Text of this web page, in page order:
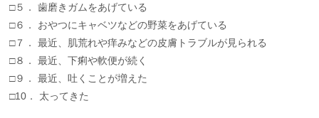
□５． 歯磨きガムをあげている
□６． おやつにキャベツなどの野菜をあげている
□７． 最近、肌荒れや痒みなどの皮膚トラブルが見られる
□８． 最近、下痢や軟便が続く
□９． 最近、吐くことが増えた
□10． 太ってきた